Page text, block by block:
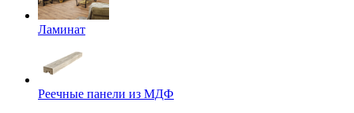
Ламинат
Реечные панели из МДФ